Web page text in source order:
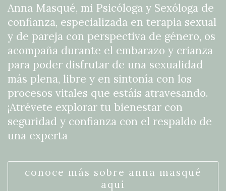
Anna Masqué, mi Psicóloga y Sexóloga de
confianza, especializada en terapia sexual
y de pareja con perspectiva de género, os
acompaña durante el embarazo y crianza
para poder disfrutar de una sexualidad
más plena, libre y en sintonía con los
procesos vitales que estáis atravesando.
¡Atrévete explorar tu bienestar con
seguridad y confianza con el respaldo de
una experta
conoce más sobre anna masqué
aquí